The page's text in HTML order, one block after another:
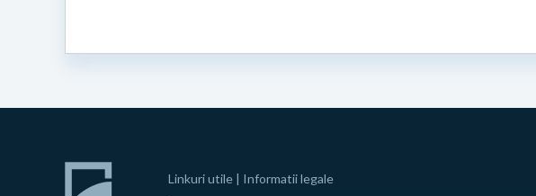
Linkuri utile | Informatii legale